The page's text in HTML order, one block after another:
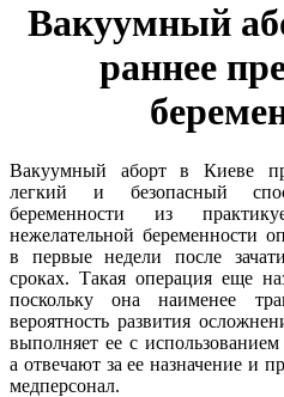
Вакуумный
раннее
Вакуумный аборт в Киеве
легкий и безопасный
беременности из
нежелательной беременности
в первые недели после
сроках. Такая операция еще
поскольку она наименее
вероятность развития
выполняет ее с
а отвечают за ее назначение и
медперсонал.